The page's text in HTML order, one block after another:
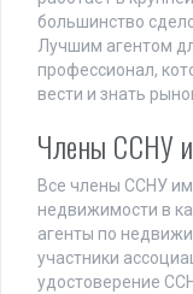
большинство
Лучшим агентом
профессионал,
вести и знать
Члены ССНУ
Все члены ССНУ
недвижимости в
агенты по
участники
удостоверение